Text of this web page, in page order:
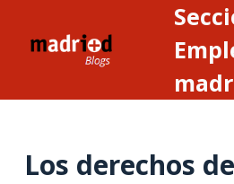
Los derechos